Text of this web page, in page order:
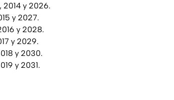
2014 y 2026.
y 2027.
y 2028.
y 2029.
y 2030.
y 2031.